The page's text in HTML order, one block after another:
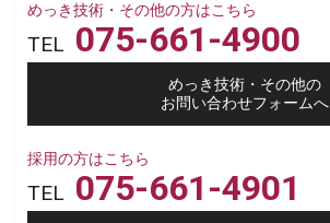
めっき技術・その他の方はこちら
TEL 075-661-4900
めっき技術・その他の
お問い合わせフォームへ
採用の方はこちら
TEL 075-661-4901